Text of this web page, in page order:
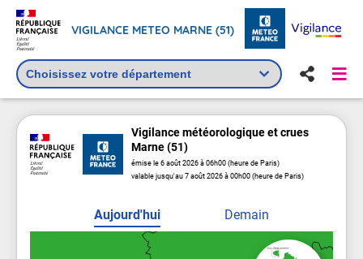
VIGILANCE METEO MARNE (51)
Vigilancemétéorologique et crues
Marne (51)
émise le 6 août 2026 à 06h00 (heure de Paris)
valable jusqu'au 7 août 2026 à 00h00 (heure de Paris)
Aujourd'hui Demain